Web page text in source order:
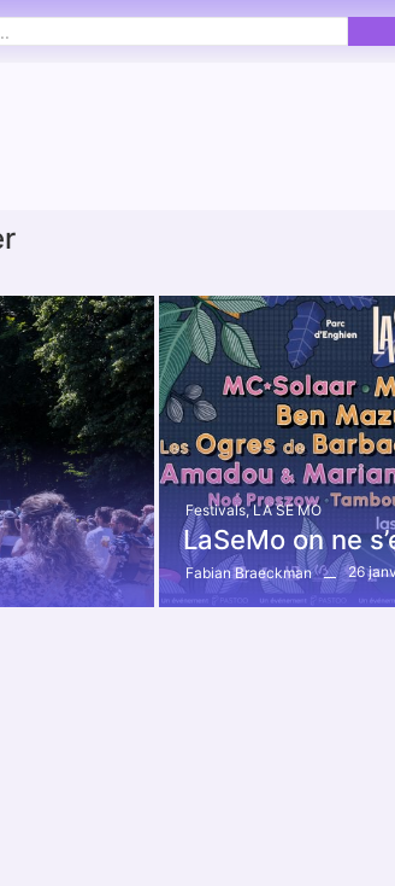
Festivals, LA SE MO
LaSeMo on ne
Fabian Braeckman 26